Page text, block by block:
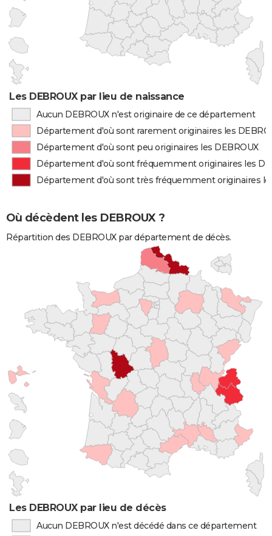
Les DEBROUX par lieu de naissance
Aucun DEBROUX n'est originaire de ce département
Département d'où sont rarement originaires les
Département d'où sont peu originaires les DEBROUX
Département d'où sont fréquemment originaires les
Département d'où sont très fréquemment originaires
Où décèdent les DEBROUX ?
Répartition des DEBROUX par département de décès.
Les DEBROUX par lieu de décès
Aucun DEBROUX n'est décédé dans ce département